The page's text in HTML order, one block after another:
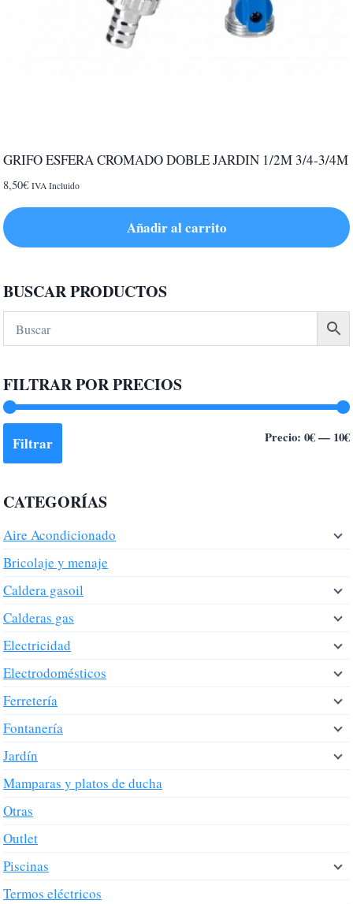
GRIFO ESFERA CROMADO DOBLE JARDIN 1/2M 3/4-3/4M
8,50€ IVA Incluido
Añadir al carrito
BUSCAR PRODUCTOS
FILTRAR POR PRECIOS
Filtrar Precio: 0€— 10€
CATEGORÍAS
Aire Acondicionado
Bricolaje y menaje
Caldera gasoil
Calderas gas
Electricidad
Electrodomésticos
Ferretería
Fontanería
Jardín
Mamparas y platos de ducha
Otras
Outlet
Piscinas
Termos eléctricos